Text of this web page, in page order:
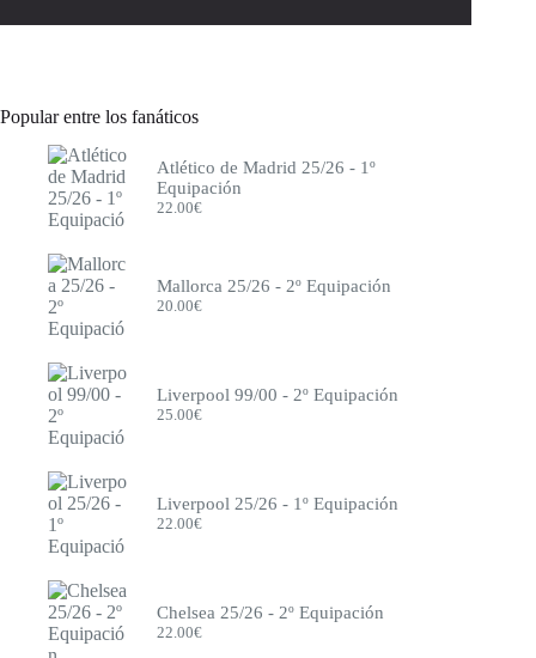
Fulham
Genoa
Getafe
Girona
Hamburgo
Inglaterra
Inter de Milán
Inter Miami
Italia
Japón
Juventus
Leeds
Levante
Lille
Liverpool
Mallorca
Manchester City
Manchester United
México
Milán
Mónaco
Monterrey
Napoli
Newcastle
Nottingham Forest
Popular entre los fanáticos
Atlético de Madrid 25/26 - 1º
Equipación
22.00€
Mallorca 25/26 - 2º Equipación
20.00€
Liverpool 99/00 - 2º Equipación
25.00€
Liverpool 25/26 - 1º Equipación
22.00€
Chelsea 25/26 - 2º Equipación
22.00€